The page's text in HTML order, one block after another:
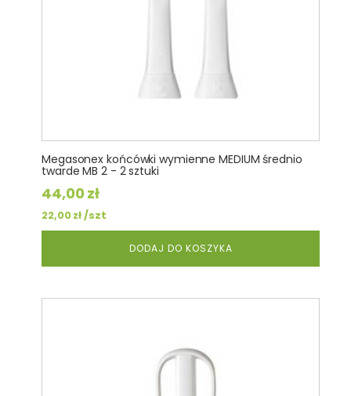
Megasonex końcówki wymienne MEDIUM średnio
twarde MB 2 - 2 sztuki
44,00 zł
22,00zł/szt
DODAJ DO KOSZYKA